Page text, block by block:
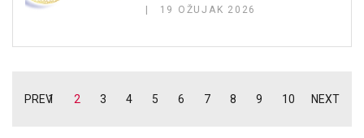
19 OŽUJAK 2026
PREV
1 2 3 4 5 6 7 8 9 10 NEXT